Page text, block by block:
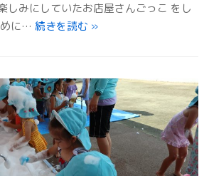
しみにしていたお店屋さんごっこ をし
に… 続きを読む »